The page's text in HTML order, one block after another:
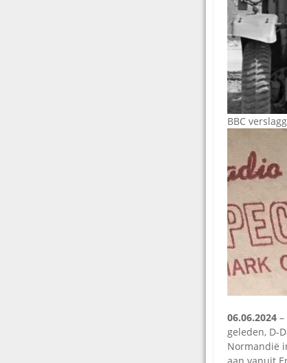
BBC
06.06.2024
geleden, D-
Normandië
aan vanuit